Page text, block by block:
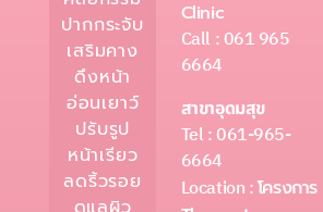
ปากกระจับ
เสริมคาง
ดึงหน้า
อ่อนเยาว์
ปรับรูป
หน้าเรียว
ลดริ้วรอย
Clinic
Call : 061 965
6664
สาขาอุดมสุข
Tel : 061-965-
6664
Location :โครงการ